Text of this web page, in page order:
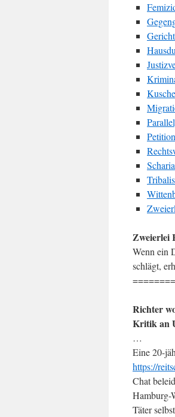
Scharia
Zweierlei
Wenn ein
schlägt,
Richter
Kritik an
…
Eine 20-
https://
Chat
Hamburg-
Täter